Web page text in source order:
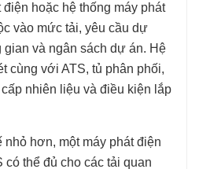
hoặc hệ thống máy phát
vào mức tải, yêu cầu dự
gian và ngân sách dự án. Hệ
cùng với ATS, tủ phân phối,
nhiên liệu và điều kiện lắp
hơn, một máy phát điện
thể đủ cho các tải quan